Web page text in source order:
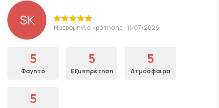
SK Ημερομηνία κράτησης: 11/07/2026
5
Φαγητό
5
Εξυπηρέτηση
5
Ατμόσφαιρα
5